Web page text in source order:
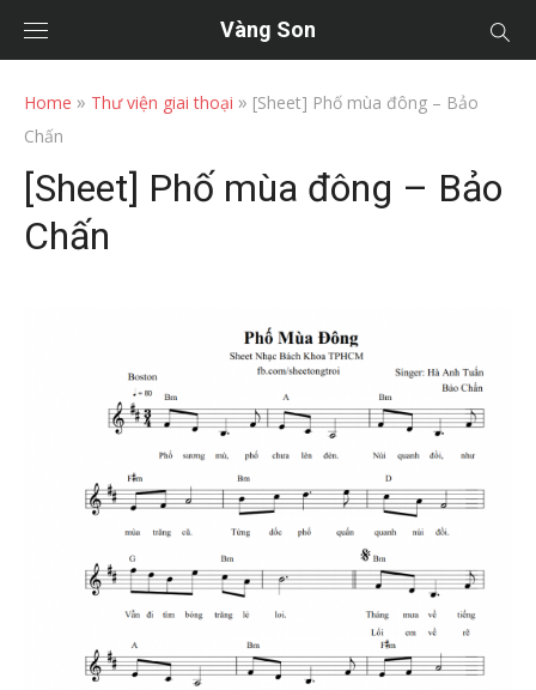
Vàng Son
Home » Thư viện giai thoại » [Sheet] Phố mùa đông – Bảo
Chấn
[Sheet] Phố mùa đông – Bảo
Chấn